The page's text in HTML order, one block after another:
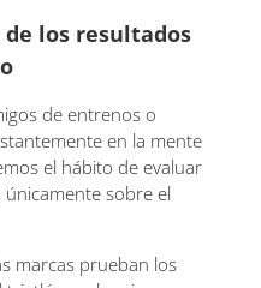
los resultados
de entrenos o
en la mente
el hábito de evaluar
sobre el
marcas prueban los